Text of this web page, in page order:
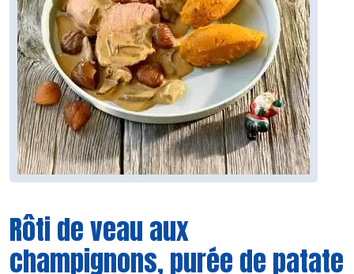
Rôti de veau aux
champignons, purée de patate